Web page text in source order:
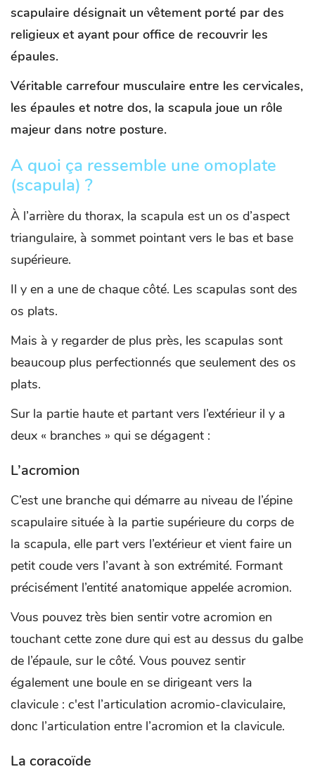
scapulaire désignait un vêtement porté par des
religieux et ayant pour office de recouvrir les
épaules.
Véritable carrefour musculaire entre les cervicales,
les épaules et notre dos, la scapula joue un rôle
majeur dans notre posture.
A quoi ça ressemble une omoplate
(scapula) ?
À l’arrière du thorax, la scapula est un os d’aspect
triangulaire, à sommet pointant vers le bas et base
supérieure.
Il y en a une de chaque côté. Les scapulas sont des
os plats.
Mais à y regarder de plus près, les scapulas sont
beaucoup plus perfectionnés que seulement des os
plats.
Sur la partie haute et partant vers l’extérieur il y a
deux « branches » qui se dégagent :
L’acromion
C’est une branche qui démarre au niveau de l’épine
scapulaire située à la partie supérieure du corps de
la scapula, elle part vers l’extérieur et vient faire un
petit coude vers l’avant à son extrémité. Formant
précisément l’entité anatomique appelée acromion.
Vous pouvez très bien sentir votre acromion en
touchant cette zone dure qui est au dessus du galbe
de l’épaule, sur le côté. Vous pouvez sentir
également une boule en se dirigeant vers la
clavicule : c'est l’articulation acromio-claviculaire,
donc l’articulation entre l’acromion et la clavicule.
La coracoïde